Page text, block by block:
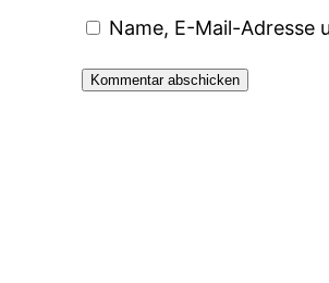
Name, E-Mail-Adresse